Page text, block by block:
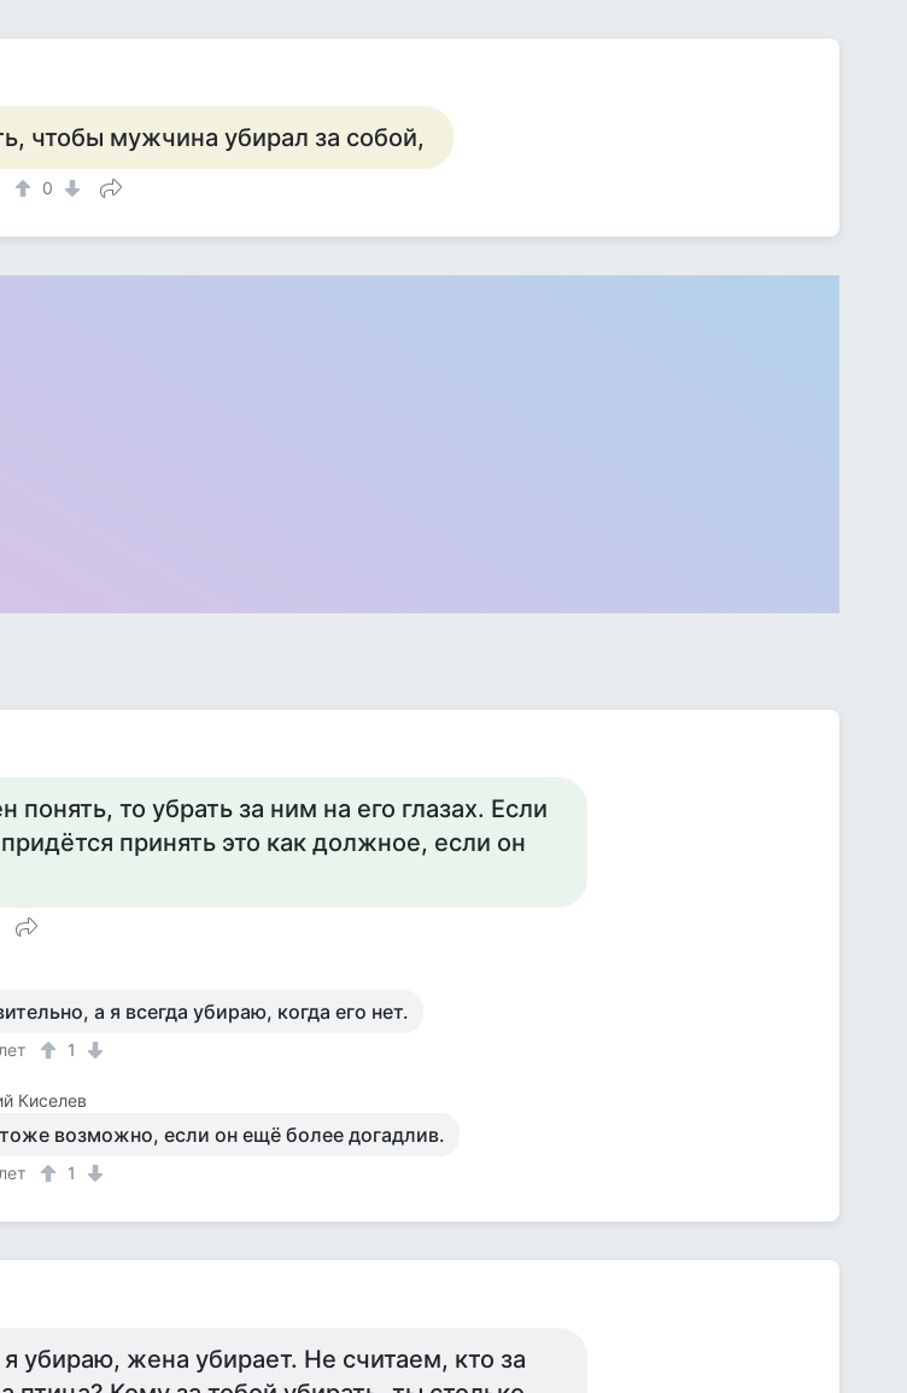
чтобы мужчина убирал за собой,
0
понять, то убрать за ним на его глазах. Если
принять это как должное, если он
а я всегда убираю, когда его нет.
1
Киселев
возможно, если он ещё более догадлив.
1
убираю, жена убирает. Не считаем, кто за